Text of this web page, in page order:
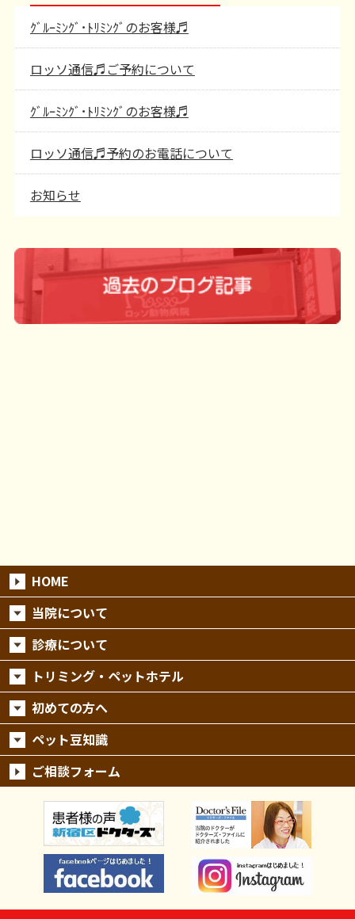
ｸﾞﾙｰﾐﾝｸﾞ･ﾄﾘﾐﾝｸﾞのお客様♬
ロッソ通信♬ご予約について
ｸﾞﾙｰﾐﾝｸﾞ･ﾄﾘﾐﾝｸﾞのお客様♬
ロッソ通信♬予約のお電話について
お知らせ
HOME
当院について
診療について
トリミング・ペットホテル
初めての方へ
ペット豆知識
ご相談フォーム